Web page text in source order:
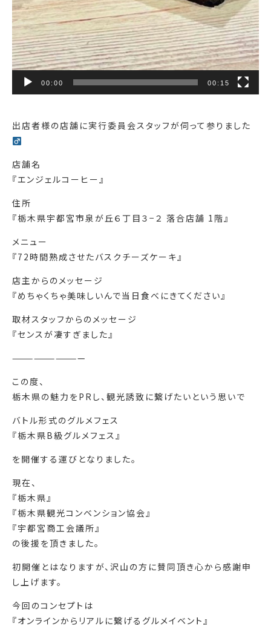
00:00 00:15
出店者様の店舗に実行委員会スタッフが伺って参りました‍
店舗名
『エンジェルコーヒー』
住所
『栃木県宇都宮市泉が丘６丁目３−２ 落合店舗 1階』
メニュー
『72時間熟成させたバスクチーズケーキ』
店主からのメッセージ
『めちゃくちゃ美味しいんで当日食べにきてください』
取材スタッフからのメッセージ
『センスが凄すぎました』
——————————
この度、
栃木県の魅力をPRし、観光誘致に繋げたいという思いで
バトル形式のグルメフェス
『栃木県B級グルメフェス』
を開催する運びとなりました。
現在、
『栃木県』
『栃木県観光コンベンション協会』
『宇都宮商工会議所』
の後援を頂きました。
初開催とはなりますが、沢山の方に賛同頂き心から感謝申
し上げます。
今回のコンセプトは
『オンラインからリアルに繋げるグルメイベント』